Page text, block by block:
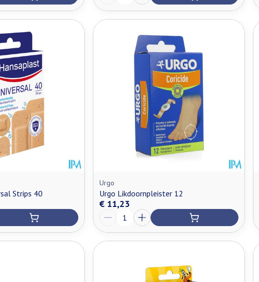
Strips 40
Urgo
Urgo Likdoornpleister 12
€ 11,23